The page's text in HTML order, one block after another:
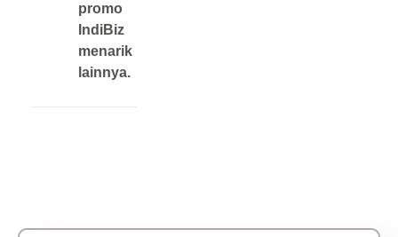
promo
IndiBiz
menarik
lainnya.